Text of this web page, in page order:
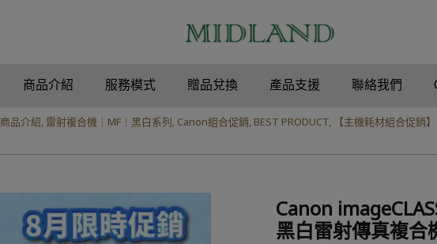
商品介紹 服務模式 贈品兌換 產品支援 聯絡我們
商品介紹, 雷射複合機｜MF｜黑白系列, Canon組合促銷, BEST PRODUCT, 【主機耗材組合促銷】
Canon
黑白雷射傳真複合